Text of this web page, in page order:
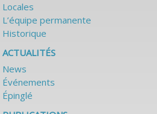
Locales
L’équipe permanente
Historique
ACTUALITÉS
News
Événements
Épinglé